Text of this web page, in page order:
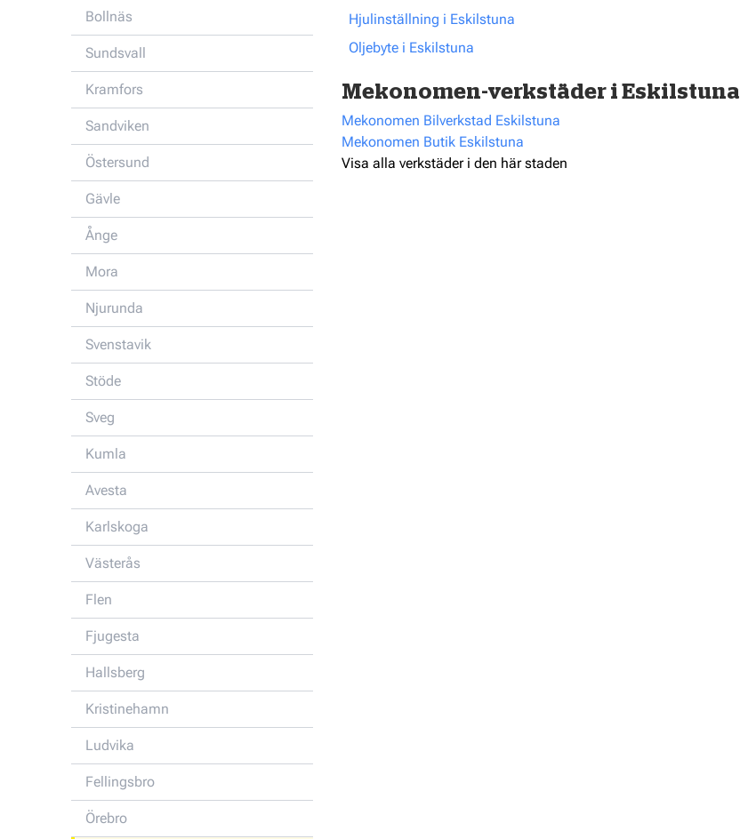
Bollnäs
Sundsvall
Kramfors
Sandviken
Östersund
Gävle
Ånge
Mora
Njurunda
Svenstavik
Stöde
Sveg
Kumla
Avesta
Karlskoga
Västerås
Flen
Fjugesta
Hallsberg
Kristinehamn
Ludvika
Fellingsbro
Örebro
Hjulinställning i Eskilstuna
Oljebyte i Eskilstuna
Mekonomen-verkstäder i Eskilstuna
Mekonomen Bilverkstad Eskilstuna
Mekonomen Butik Eskilstuna
Visa alla verkstäder i den här staden